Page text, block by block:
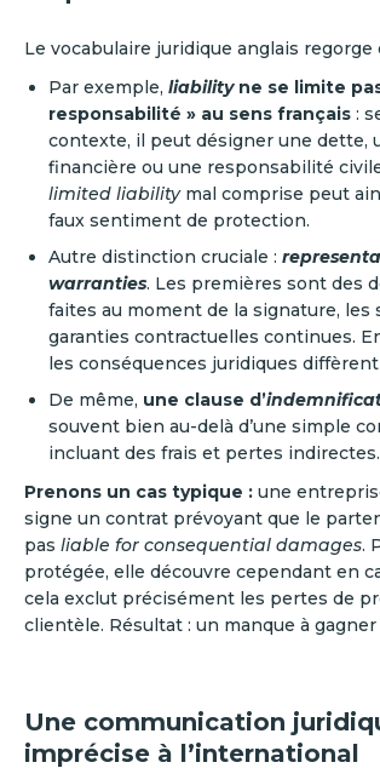
Le vocabulaire juridique anglais regorge
Par exemple, liabilityne se limite
responsabilité » au sens français :
contexte, il peut désigner une dette,
financière ou une responsabilité
limited liabilitymal comprise peut
faux sentiment de protection.
Autre distinction cruciale :
warranties. Les premières sont des
faites au moment de la signature, les
garanties contractuelles continues.
les conséquences juridiques
De même, une clause d’
souvent bien au-delà d’une simple
incluant des frais et pertes indirectes.
Prenons un cas typique : une
signe un contrat prévoyant que le
pas liable for consequential damages.
protégée, elle découvre cependant en
cela exclut précisément les pertes de
clientèle. Résultat : un manque à
Une communication
imprécise à l’international